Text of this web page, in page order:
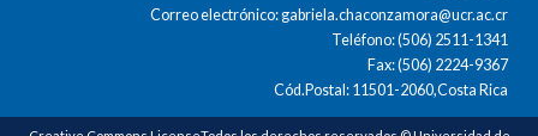
Correo electrónico: gabriela.chaconzamora@ucr.ac.cr
Teléfono: (506) 2511-1341
Fax: (506) 2224-9367
Cód.Postal: 11501-2060,Costa Rica